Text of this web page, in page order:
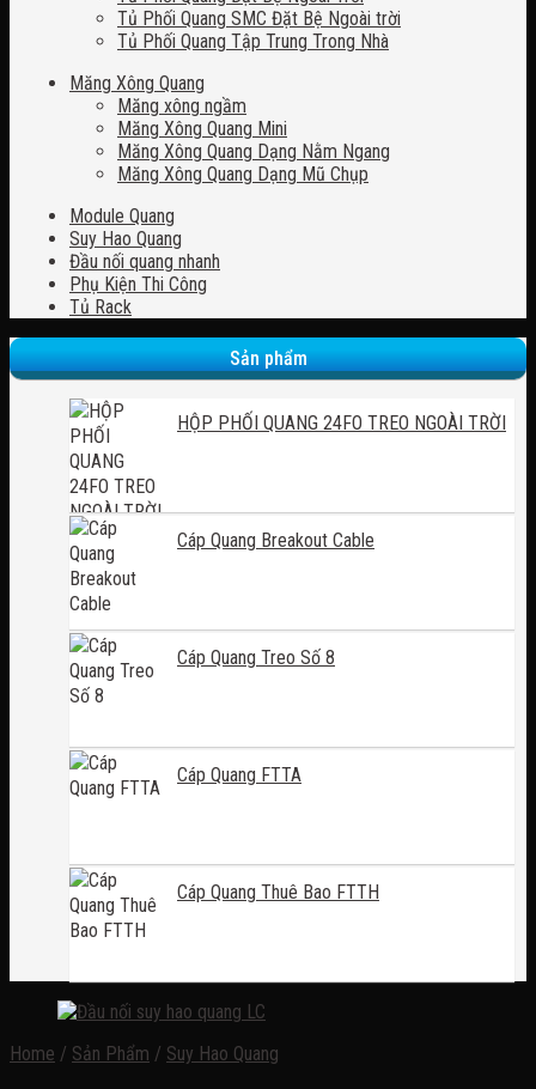
Tủ Phối Quang SMC Đặt Bệ Ngoài trời
Tủ Phối Quang Tập Trung Trong Nhà
Măng Xông Quang
Măng xông ngầm
Măng Xông Quang Mini
Măng Xông Quang Dạng Nằm Ngang
Măng Xông Quang Dạng Mũ Chụp
Module Quang
Suy Hao Quang
Đầu nối quang nhanh
Phụ Kiện Thi Công
Tủ Rack
Sản phẩm
HỘP PHỐI QUANG 24FO TREO NGOÀI TRỜI
Cáp Quang Breakout Cable
Cáp Quang Treo Số 8
Cáp Quang FTTA
Cáp Quang Thuê Bao FTTH
Home / Sản Phẩm / Suy Hao Quang